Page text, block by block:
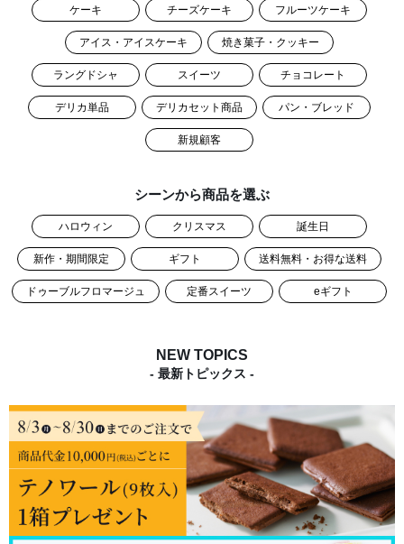
ケーキ チーズケーキ フルーツケーキ
アイス・アイスケーキ 焼き菓子・クッキー
ラングドシャ スイーツ チョコレート
デリカ単品 デリカセット商品 パン・ブレッド
新規顧客
シーンから商品を選ぶ
ハロウィン クリスマス 誕生日
新作・期間限定 ギフト 送料無料・お得な送料
ドゥーブルフロマージュ 定番スイーツ eギフト
NEW TOPICS
- 最新トピックス -